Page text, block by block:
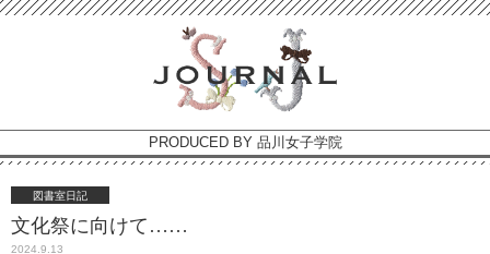
PRODUCED BY 品川女子学院
図書室日記
文化祭に向けて……
2024.9.13